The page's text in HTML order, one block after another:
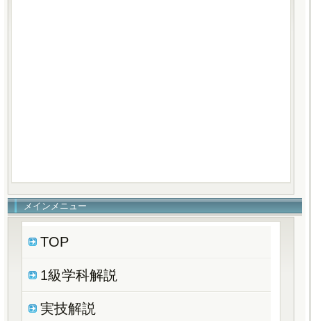
メインメニュー
TOP
1級学科解説
実技解説